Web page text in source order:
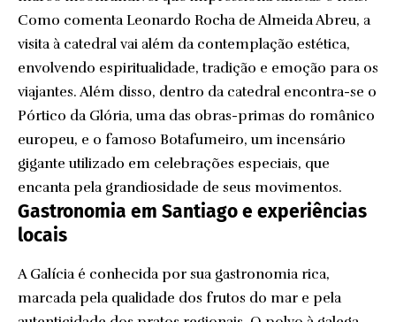
Como comenta Leonardo Rocha de Almeida Abreu, a
visita à catedral vai além da contemplação estética,
envolvendo espiritualidade, tradição e emoção para os
viajantes. Além disso, dentro da catedral encontra-se o
Pórtico da Glória, uma das obras-primas do românico
europeu, e o famoso Botafumeiro, um incensário
gigante utilizado em celebrações especiais, que
encanta pela grandiosidade de seus movimentos.
Gastronomia em Santiago e experiências
locais
A Galícia é conhecida por sua gastronomia rica,
marcada pela qualidade dos frutos do mar e pela